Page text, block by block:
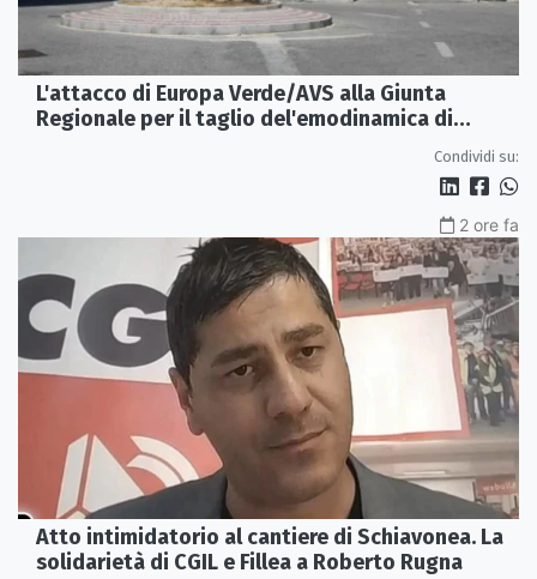
L'attacco di Europa Verde/AVS alla Giunta
Regionale per il taglio del'emodinamica di
Condividi su:
2 ore fa
Atto intimidatorio al cantiere di Schiavonea. La
solidarietà di CGIL e Fillea a Roberto Rugna